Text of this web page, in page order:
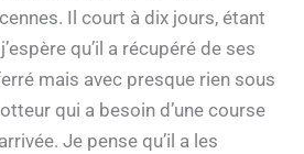
Il court à dix jours, étant
qu’il a récupéré de ses
mais avec presque rien sous
qui a besoin d’une course
Je pense qu’il a les